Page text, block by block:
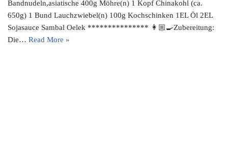
Bandnudeln,asiatische 400g Möhre(n) 1 Kopf Chinakohl (ca.
650g) 1 Bund Lauchzwiebel(n) 100g Kochschinken 1EL Öl 2EL
Sojasauce Sambal Oelek *************** 👩🏼‍🍳Zubereitung:
Die… Read More »